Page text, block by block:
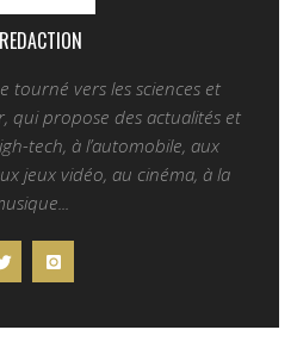
tourné vers les sciences et
qui propose des actualités et
tech, à l’automobile, aux
jeux vidéo, au cinéma, à la